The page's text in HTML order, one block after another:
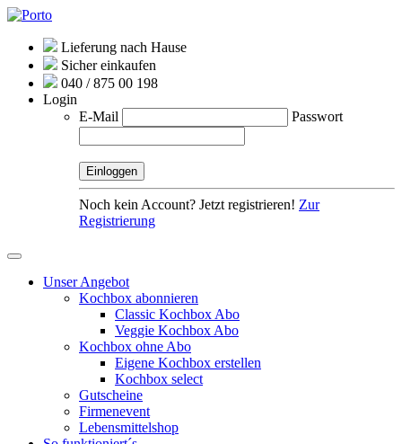
Lieferung nach Hause
Sicher einkaufen
040 / 875 00 198
Login
E-Mail
Passwort
Noch kein Account? Jetzt registrieren! Zur
Registrierung
Unser Angebot
Kochbox abonnieren
Classic Kochbox Abo
Veggie Kochbox Abo
Kochbox ohne Abo
Eigene Kochbox erstellen
Kochbox select
Gutscheine
Firmenevent
Lebensmittelshop